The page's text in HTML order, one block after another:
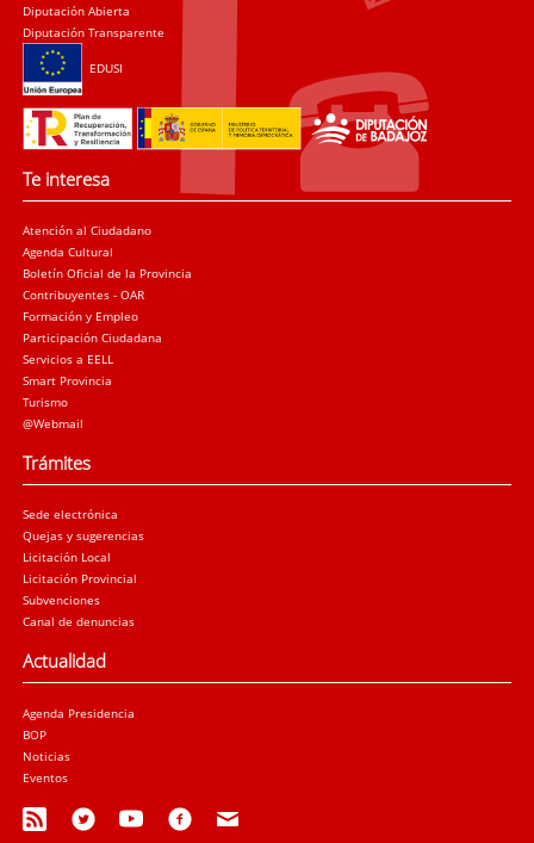
Diputación Abierta
Diputación Transparente
EDUSI
Te interesa
Atención al Ciudadano
Agenda Cultural
Boletín Oficial de la Provincia
Contribuyentes - OAR
Formación y Empleo
Participación Ciudadana
Servicios a EELL
Smart Provincia
Turismo
@Webmail
Trámites
Sede electrónica
Quejas y sugerencias
Licitación Local
Licitación Provincial
Subvenciones
Canal de denuncias
Actualidad
Agenda Presidencia
BOP
Noticias
Eventos